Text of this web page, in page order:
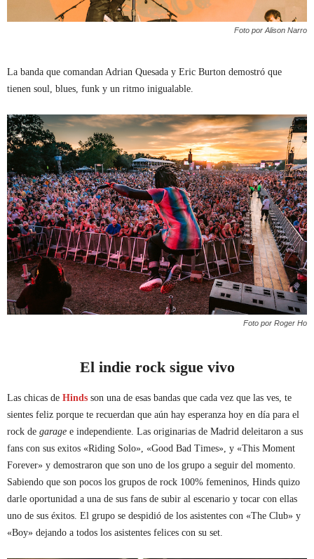
Foto por Alison Narro
La banda que comandan Adrian Quesada y Eric Burton demostró que
tienen soul, blues, funk y un ritmo inigualable.
Foto por Roger Ho
El indie rock sigue vivo
Las chicas de Hinds son una de esas bandas que cada vez que las ves, te
sientes feliz porque te recuerdan que aún hay esperanza hoy en día para el
rock de garage e independiente. Las originarias de Madrid deleitaron a sus
fans con sus exitos «Riding Solo», «Good Bad Times», y «This Moment
Forever» y demostraron que son uno de los grupo a seguir del momento.
Sabiendo que son pocos los grupos de rock 100% femeninos, Hinds quizo
darle oportunidad a una de sus fans de subir al escenario y tocar con ellas
uno de sus éxitos. El grupo se despidió de los asistentes con «The Club» y
«Boy» dejando a todos los asistentes felices con su set.